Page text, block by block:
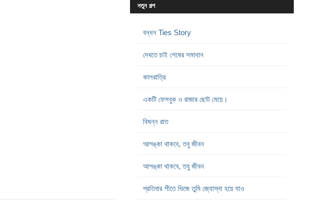
নতুন গল্প
বন্ধন Ties Story
দেখতে চাই শেষের সমাধান
কালরাত্রি
একটি ফেসবুক ও রাজার ছোট মেয়ে।
বিষন্ন রাত
আশঙ্কা থাকবে, তবু জীবন
আশঙ্কা থাকবে, তবু জীবন
প্রতিবার শীতে ভিজে তুমি জ্যোস্না হয়ে যাও